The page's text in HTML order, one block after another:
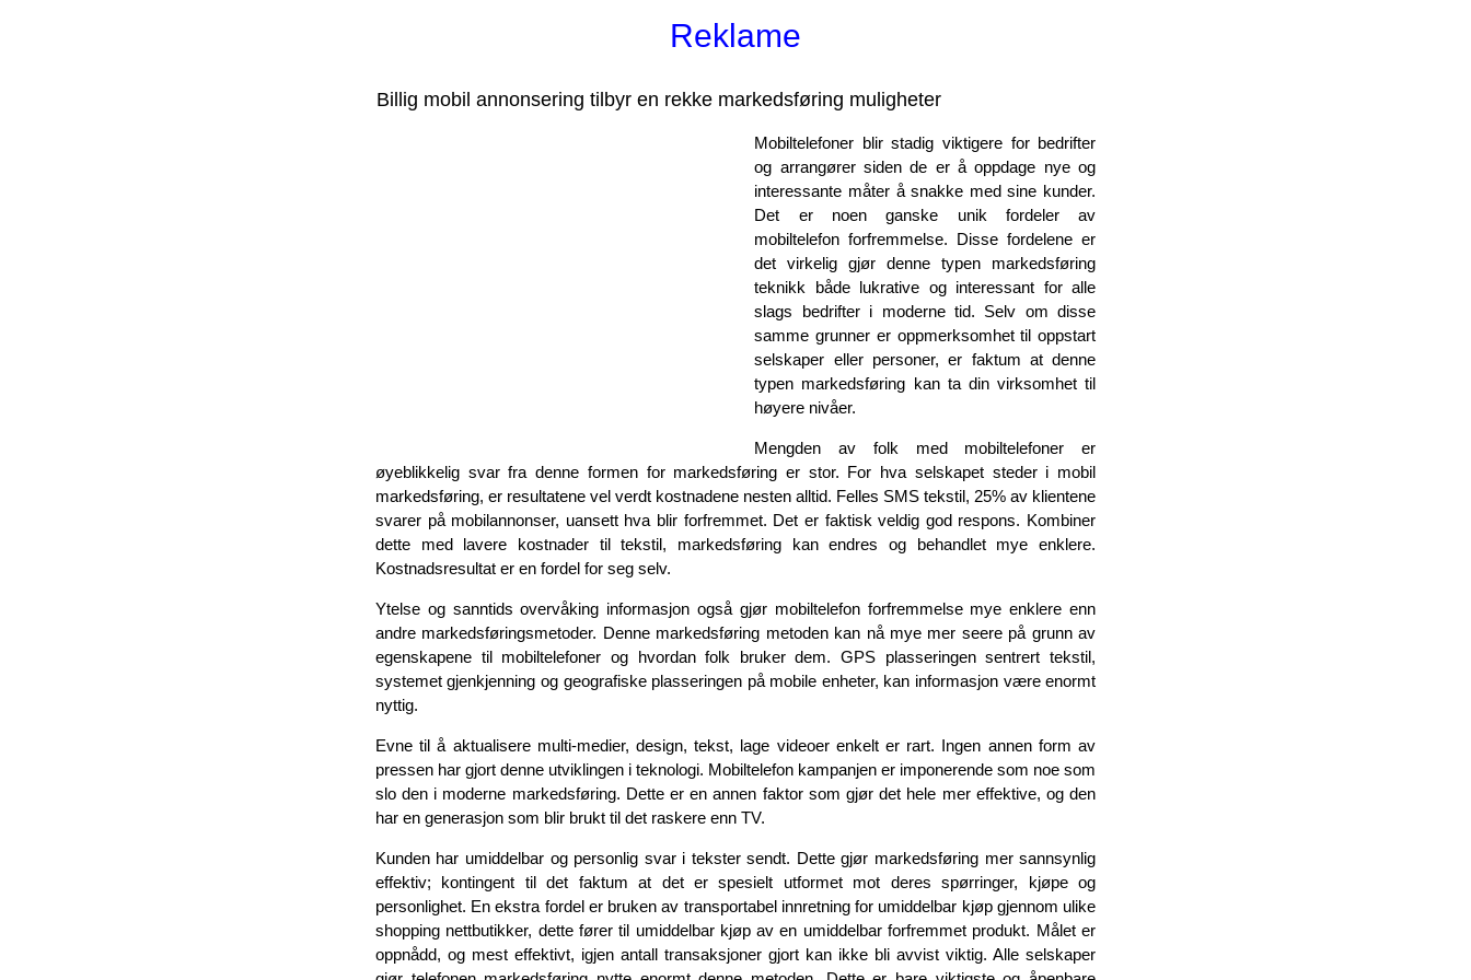
Reklame
Billig mobil annonsering tilbyr en rekke markedsføring muligheter
Mobiltelefoner blir stadig viktigere for bedrifter
og arrangører siden de er å oppdage nye og
interessante måter å snakke med sine kunder.
Det er noen ganske unik fordeler av
mobiltelefon forfremmelse. Disse fordelene er
det virkelig gjør denne typen markedsføring
teknikk både lukrative og interessant for alle
slags bedrifter i moderne tid. Selv om disse
samme grunner er oppmerksomhet til oppstart
selskaper eller personer, er faktum at denne
typen markedsføring kan ta din virksomhet til
høyere nivåer.
Mengden av folk med mobiltelefoner er
øyeblikkelig svar fra denne formen for markedsføring er stor. For hva selskapet steder i mobil
markedsføring, er resultatene vel verdt kostnadene nesten alltid. Felles SMS tekstil, 25% av klientene
svarer på mobilannonser, uansett hva blir forfremmet. Det er faktisk veldig god respons. Kombiner
dette med lavere kostnader til tekstil, markedsføring kan endres og behandlet mye enklere.
Kostnadsresultat er en fordel for seg selv.
Ytelse og sanntids overvåking informasjon også gjør mobiltelefon forfremmelse mye enklere enn
andre markedsføringsmetoder. Denne markedsføring metoden kan nå mye mer seere på grunn av
egenskapene til mobiltelefoner og hvordan folk bruker dem. GPS plasseringen sentrert tekstil,
systemet gjenkjenning og geografiske plasseringen på mobile enheter, kan informasjon være enormt
nyttig.
Evne til å aktualisere multi-medier, design, tekst, lage videoer enkelt er rart. Ingen annen form av
pressen har gjort denne utviklingen i teknologi. Mobiltelefon kampanjen er imponerende som noe som
slo den i moderne markedsføring. Dette er en annen faktor som gjør det hele mer effektive, og den
har en generasjon som blir brukt til det raskere enn TV.
Kunden har umiddelbar og personlig svar i tekster sendt. Dette gjør markedsføring mer sannsynlig
effektiv; kontingent til det faktum at det er spesielt utformet mot deres spørringer, kjøpe og
personlighet. En ekstra fordel er bruken av transportabel innretning for umiddelbar kjøp gjennom ulike
shopping nettbutikker, dette fører til umiddelbar kjøp av en umiddelbar forfremmet produkt. Målet er
oppnådd, og mest effektivt, igjen antall transaksjoner gjort kan ikke bli avvist viktig. Alle selskaper